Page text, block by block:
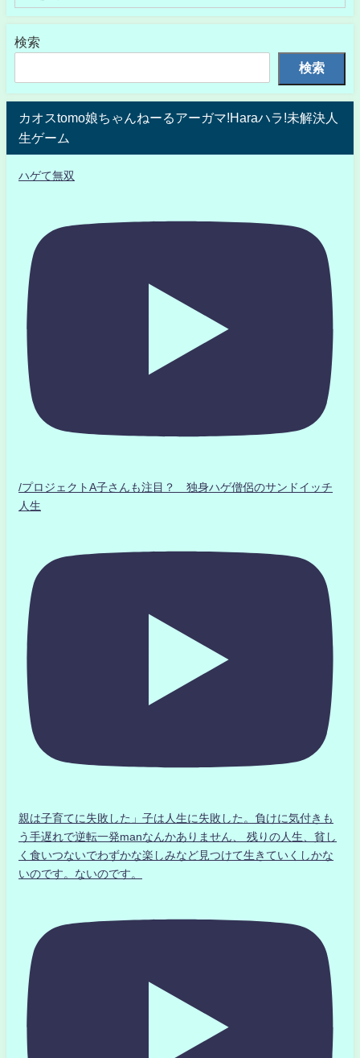
検索
検索
カオスtomo娘ちゃんねーるアーガマ!Haraハラ!未解決人
生ゲーム
ハゲて無双
/プロジェクトA子さんも注目？ 独身ハゲ僧侶のサンドイッチ
人生
親は子育てに失敗した」子は人生に失敗した。負けに気付きも
う手遅れで逆転一発manなんかありません、 残りの人生、貧し
く食いつないでわずかな楽しみなど見つけて生きていくしかな
いのです。ないのです。